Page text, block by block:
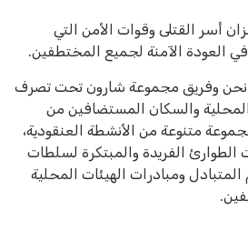
أسر القتلى وقوات الأمن التي
العودة الآمنة لجميع المختطفين.
نحن وفريق مجموعة شارون تحت تصرف
والسكان المستضافين من
متنوعة من الأنشطة العنقودية،
الفريدة والمبتكرة لسلطات
ومبادرات الهيئات المحلية